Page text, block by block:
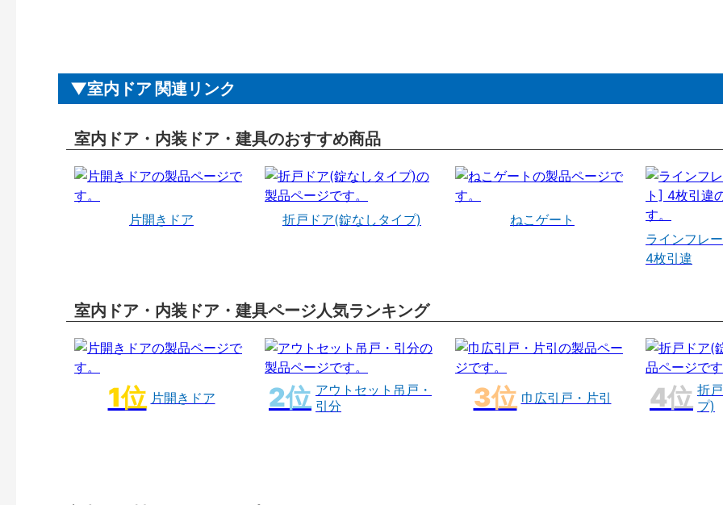
室内ドア 関連リンク
室内ドア・内装ドア・建具のおすすめ商品
片開きドア 折戸ドア(錠なしタイプ)
ねこゲート
ラインフレ
4枚引違
室内ドア・内装ドア・建具ページ人気ランキング
片開きドア
アウトセット吊戸・
引分
巾広引戸・片引
折
プ)